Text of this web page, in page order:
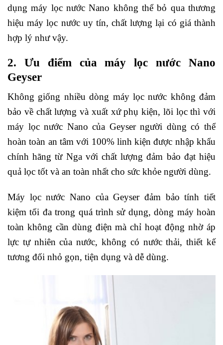
dụng máy lọc nước Nano không thể bỏ qua thương
hiệu máy lọc nước uy tín, chất lượng lại có giá thành
hợp lý như vậy.
2. Ưu điểm của máy lọc nước Nano
Geyser
Không giống nhiều dòng máy lọc nước không đảm
bảo về chất lượng và xuất xứ phụ kiện, lõi lọc thì với
máy lọc nước Nano của Geyser người dùng có thể
hoàn toàn an tâm với 100% linh kiện được nhập khẩu
chính hãng từ Nga với chất lượng đảm bảo đạt hiệu
quả lọc tốt và an toàn nhất cho sức khỏe người dùng.
Máy lọc nước Nano của Geyser đảm bảo tính tiết
kiệm tối đa trong quá trình sử dụng, dòng máy hoàn
toàn không cần dùng điện mà chỉ hoạt động nhờ áp
lực tự nhiên của nước, không có nước thải, thiết kế
tương đối nhỏ gọn, tiện dụng và dễ dùng.